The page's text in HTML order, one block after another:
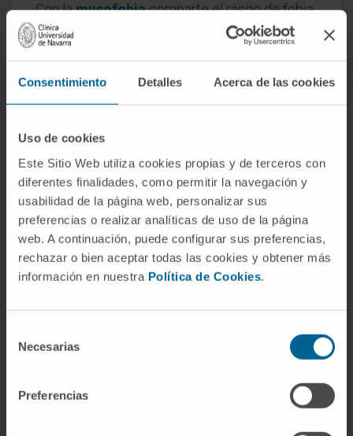
Consentimiento Detalles Acerca de las cookies
Uso de cookies
Este Sitio Web utiliza cookies propias y de terceros con
diferentes finalidades, como permitir la navegación y
usabilidad de la página web, personalizar sus
preferencias o realizar analíticas de uso de la página
web. A continuación, puede configurar sus preferencias,
rechazar o bien aceptar todas las cookies y obtener más
información en nuestra Política de Cookies.
Necesarias
Preferencias
Con lamusofobiacomparte el rasgo de fobia
doméstica: se activan dentro de la vivienda,
están ligadas a la percepción de
capaz de infligir daño directo por mordedura;
la cucaracha, virtualmente no. El asco pesa
aún más en la blatofobia.
Preguntas frecuentes
¿De dónde viene la palabra
«blatofobia»?
«miedo». Es una de las pocas fobias animales
da nombre al género zoológico
«katsaridafobia» procede del griego moderno